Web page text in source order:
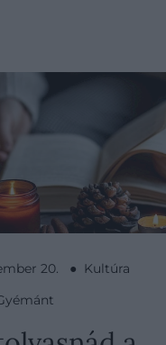
20. ● Kultúra